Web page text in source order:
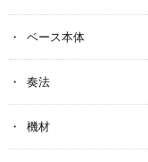
ベース本体
奏法
機材